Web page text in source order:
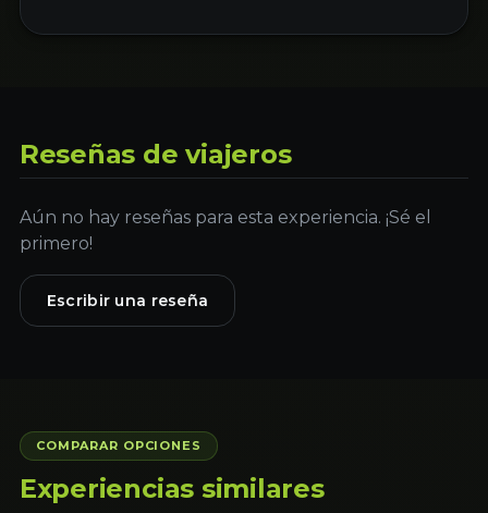
Reseñas de viajeros
Aún no hay reseñas para esta experiencia. ¡Sé el
primero!
Escribir una reseña
COMPARAR OPCIONES
Experiencias similares